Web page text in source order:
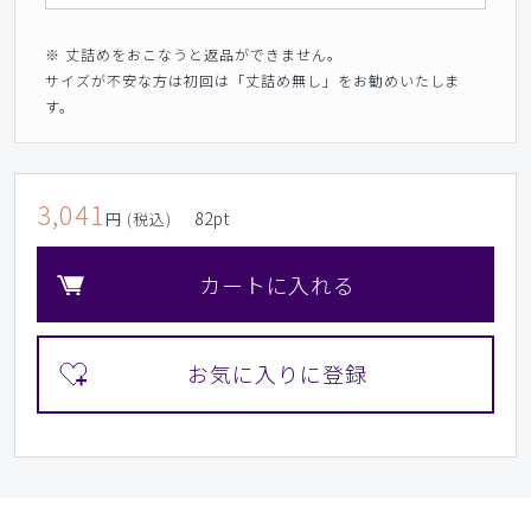
※ 丈詰めをおこなうと返品ができません。
サイズが不安な方は初回は「丈詰め無し」をお勧めいたしま
す。
3,041 円 (税込) 82pt
カートに入れる